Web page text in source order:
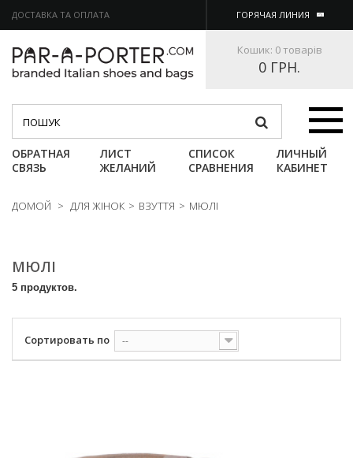
ДОСТАВКА ТА ОПЛАТА ГОРЯЧАЯ ЛИНИЯ
Кошик: 0 товарів
0 ГРН.
Категории
ОБРАТНАЯ
СВЯЗЬ
ЛИСТ
ЖЕЛАНИЙ
СПИСОК
СРАВНЕНИЯ
ЛИЧНЫЙ
КАБИНЕТ
ДОМОЙ > ДЛЯ ЖІНОК > ВЗУТТЯ > МЮЛІ
МЮЛІ
5 продуктов.
Сортировать по --